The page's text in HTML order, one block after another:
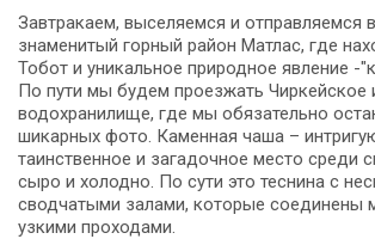
Завтракаем, выселяемся и отправляемся
знаменитый горный район Матлас, где
Тобот и уникальное природное явление -
По пути мы будем проезжать Чиркейское
водохранилище, где мы обязательно
шикарных фото. Каменная чаша –
таинственное и загадочное место среди
сыро и холодно. По сути это теснина с
сводчатыми залами, которые соединены
узкими проходами.